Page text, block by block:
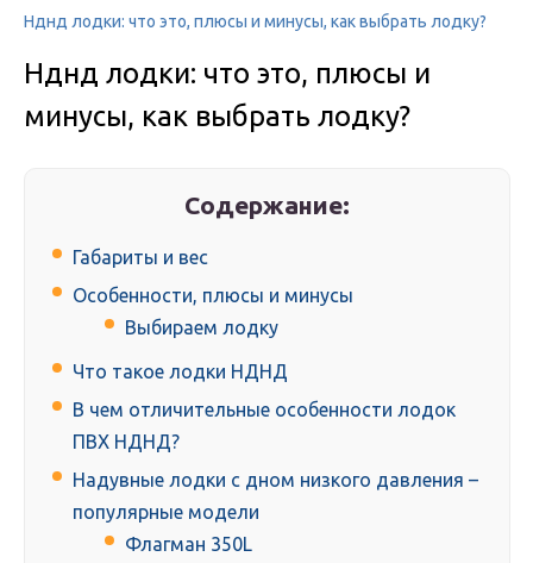
Нднд лодки: что это, плюсы и минусы, как выбрать лодку?
Нднд лодки: что это, плюсы и
минусы, как выбрать лодку?
Содержание:
Габариты и вес
Особенности, плюсы и минусы
Выбираем лодку
Что такое лодки НДНД
В чем отличительные особенности лодок
ПВХ НДНД?
Надувные лодки с дном низкого давления –
популярные модели
Флагман 350L